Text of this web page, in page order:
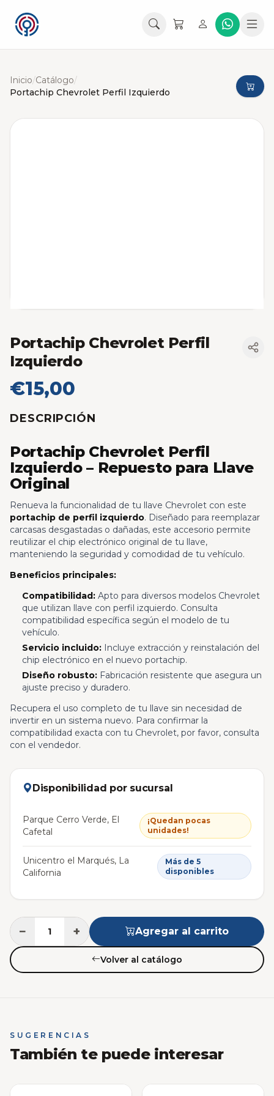
Inicio/Catálogo/
Portachip Chevrolet Perfil Izquierdo
Portachip Chevrolet Perfil
Izquierdo
€15,00
DESCRIPCIÓN
Portachip Chevrolet Perfil
Izquierdo – Repuesto para Llave
Original
Renueva la funcionalidad de tu llave Chevrolet con este
portachip de perfil izquierdo. Diseñado para reemplazar
carcasas desgastadas o dañadas, este accesorio permite
reutilizar el chip electrónico original de tu llave,
manteniendo la seguridad y comodidad de tu vehículo.
Beneficios principales:
Compatibilidad:Apto para diversos modelos Chevrolet
que utilizan llave con perfil izquierdo. Consulta
compatibilidad específica según el modelo de tu
vehículo.
Servicio incluido:Incluye extracción y reinstalación del
chip electrónico en el nuevo portachip.
Diseño robusto:Fabricación resistente que asegura un
ajuste preciso y duradero.
Recupera el uso completo de tu llave sin necesidad de
invertir en un sistema nuevo. Para confirmar la
compatibilidad exacta con tu Chevrolet, por favor, consulta
con el vendedor.
Disponibilidad por sucursal
Parque Cerro Verde, El
Cafetal
¡Quedan pocas
unidades!
Unicentro el Marqués, La
California
Más de 5
disponibles
− + Agregar al carrito
Volver al catálogo
SUGERENCIAS
También te puede interesar